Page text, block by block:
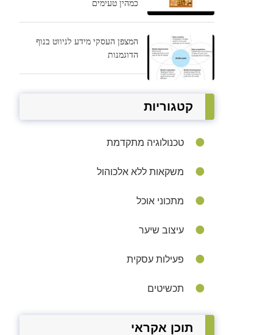
כמהין טעימים
המצפן העסקי מידע לניווט בנוף
הדוגמנות
קטגוריות
טכנולוגיה מתקדמת
משקאות ללא אלכוהול
מתכוני אוכל
עיצוב שיער
פעילות עסקית
תכשיטים
תוכן אקראי